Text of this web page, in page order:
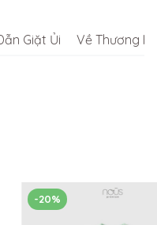
Giặt Ủi Về Thương
-20%